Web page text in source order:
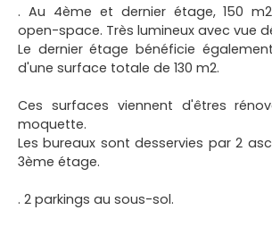
. Au 4ème et dernier étage, 150
open-space. Très lumineux avec vue
Le dernier étage bénéficie
d'une surface totale de 130 m2.
Ces surfaces viennent d'êtres
moquette.
Les bureaux sont desservies par 2
3ème étage.
. 2 parkings au sous-sol.